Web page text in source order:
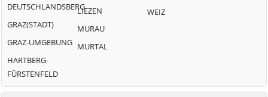
DEUTSCHLANDSBERG
GRAZ(STADT)
GRAZ-UMGEBUNG
HARTBERG-
FÜRSTENFELD
LIEZEN
MURAU
MURTAL
WEIZ